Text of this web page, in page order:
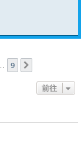
9
前往